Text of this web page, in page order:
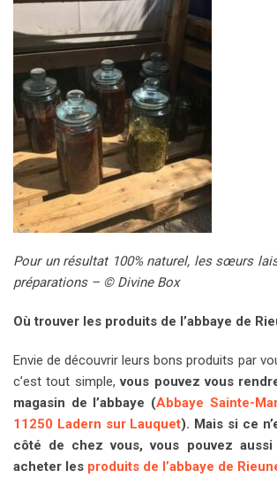
Pour un résultat 100% naturel, les sœurs
préparations – © Divine Box
Où trouver les produits de l’abbaye de
Envie de découvrir leurs bons produits par
c’est tout simple,vous pouvez vous
magasin de l’abbaye (Abbaye Sainte-
11250 Ladern sur Lauquet). Mais si ce
côté de chez vous, vous pouvez
acheter les produits de l’abbaye de